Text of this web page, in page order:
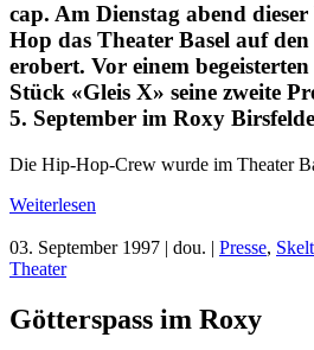
cap. Am Dienstag abend
Hop das Theater Basel auf
erobert. Vor einem
Stück «Gleis X» seine zweite
5. September im Roxy
Die Hip-Hop-Crew wurde im Theater
Weiterlesen
03. September 1997 | dou. | Presse,
Theater
Götterspass im Roxy